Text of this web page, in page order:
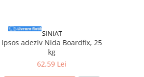
SINIAT
Ipsos adeziv Nida Boardfix, 25
kg
62,59 Lei